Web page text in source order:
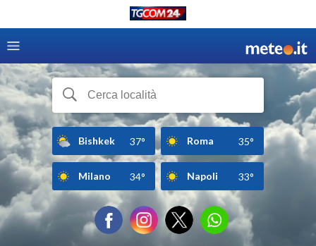
Bishkek 37° Roma 35°
Milano 34° Napoli 33°